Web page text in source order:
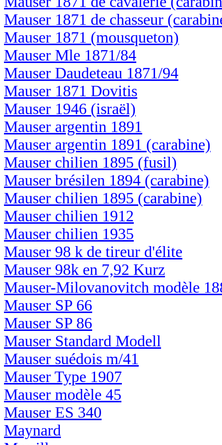
Mauser 1871 de chasseur
Mauser 1871 (mousqueton)
Mauser Mle 1871/84
Mauser Daudeteau 1871/94
Mauser 1871 Dovitis
Mauser 1946 (israël)
Mauser argentin 1891
Mauser argentin 1891 (carabine)
Mauser chilien 1895 (fusil)
Mauser brésilen 1894 (carabine)
Mauser chilien 1895 (carabine)
Mauser chilien 1912
Mauser chilien 1935
Mauser 98 k de tireur d'élite
Mauser 98k en 7,92 Kurz
Mauser-Milovanovitch modèle
Mauser SP 66
Mauser SP 86
Mauser Standard Modell
Mauser suédois m/41
Mauser Type 1907
Mauser modèle 45
Mauser ES 340
Maynard